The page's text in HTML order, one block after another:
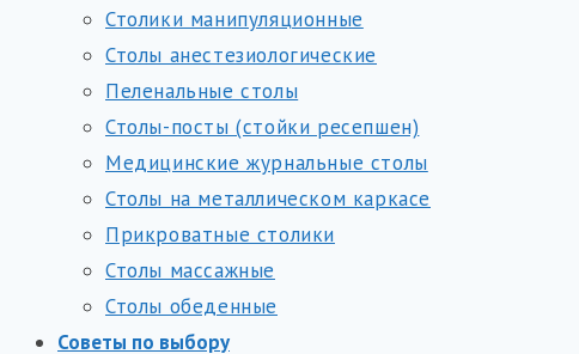
Столики манипуляционные
Столы анестезиологические
Пеленальные столы
Столы-посты (стойки ресепшен)
Медицинские журнальные столы
Столы на металлическом каркасе
Прикроватные столики
Столы массажные
Столы обеденные
Советы по выбору